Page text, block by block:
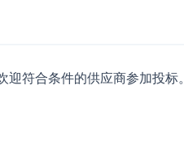
符合条件的供应商参加投标。